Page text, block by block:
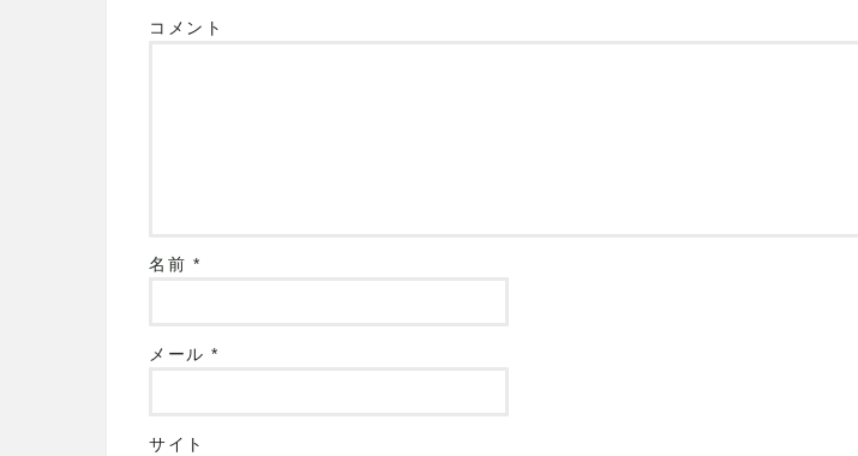
コメント
名前 *
メール*
サイト